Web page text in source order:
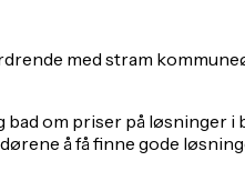
med stram
om priser på løsninger i
å få finne gode